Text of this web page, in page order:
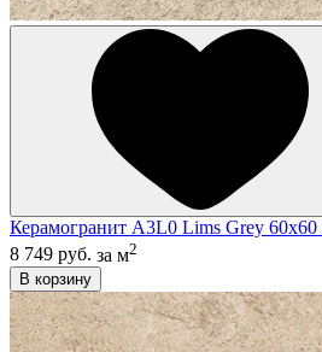
Керамогранит A3L0 Lims Grey
8 749 руб. за м2
В корзину